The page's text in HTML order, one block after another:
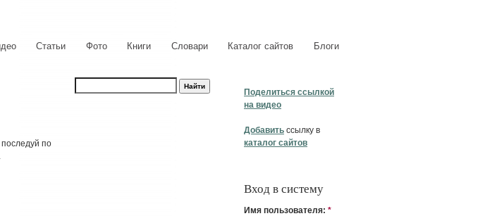
Статьи Фото Книги Словари Каталог сайтов Блоги
Поделиться ссылкой
на видео
Добавить ссылку в
каталог сайтов
Вход в систему
Имя пользователя: *
по